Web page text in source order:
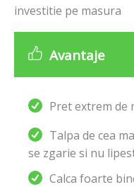
investitie pe masura
Avantaje
Pret extrem de
Talpa de cea
se zgarie si nu
Calca foarte